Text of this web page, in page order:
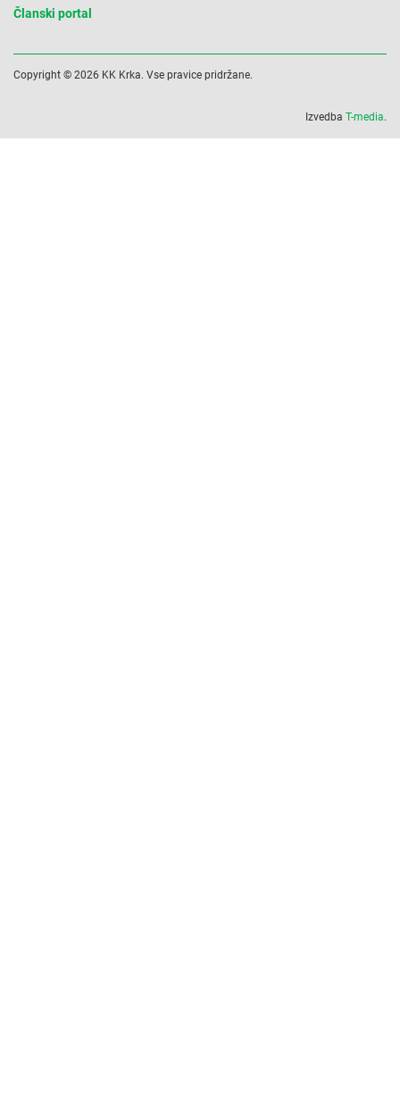
Članski portal
Copyright © 2026 KK Krka. Vse pravice pridržane.
Izvedba T-media.